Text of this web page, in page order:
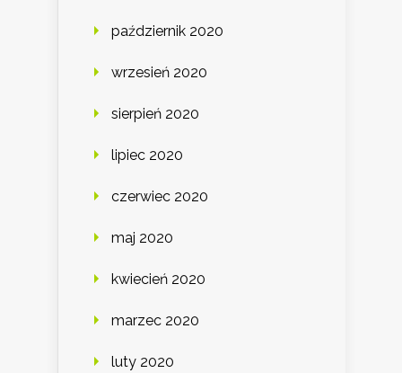
październik 2020
wrzesień 2020
sierpień 2020
lipiec 2020
czerwiec 2020
maj 2020
kwiecień 2020
marzec 2020
luty 2020